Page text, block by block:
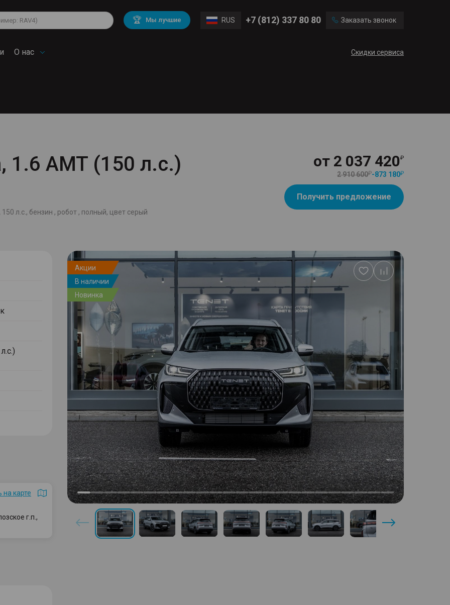
🏆 Мы лучшие RUS +7 (812) 337 80 80 Заказать звонок
О нас Скидки сервиса
Mitsubishi BMW
Chevrolet Volvo
1.6 AMT (150 л.с.)
л.с., бензин , робот , полный, цвет серый
от 2 037 420
2 910 600 -873 180
Получить предложение
на карте
г.п.,
Акции
В наличии
Новинка
Добавить
в